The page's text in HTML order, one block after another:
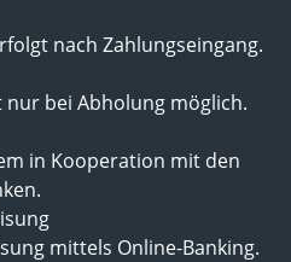
nach Zahlungseingang.
nur bei Abholung möglich.
in Kooperation mit den
mittels Online-Banking.